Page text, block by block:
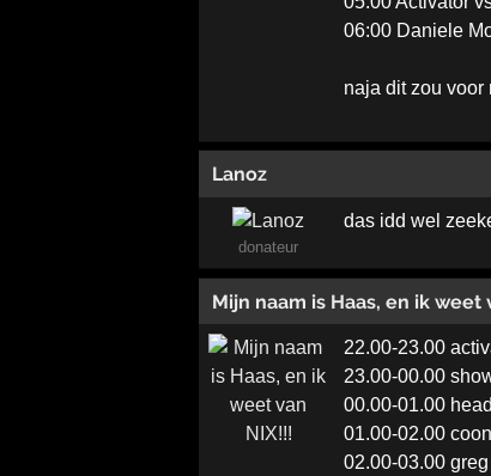
06:00 Daniele
naja dit zou
Lanoz
donateur
das idd wel
Mijn naam is Haas, en ik weet
22.00-23.00
23.00-00.00
00.00-01.00
01.00-02.00
02.00-03.00